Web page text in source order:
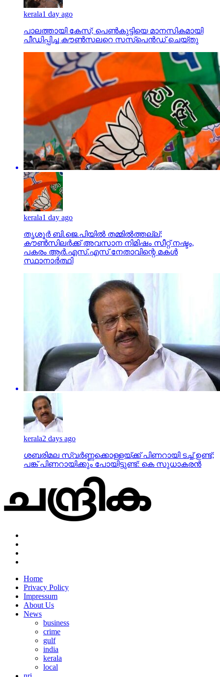
kerala1 day ago
പാലത്തായി കേസ്; പെൺകുട്ടിയെ മാനസികമായി
പീഡിപ്പിച്ച കൗൺസലറെ സസ്പെൻഡ് ചെയ്തു
kerala1 day ago
തൃശൂര്‍ ബി.ജെ.പിയില്‍ തമ്മില്‍ത്തല്ല്;
കൗണ്‍സിലര്‍ക്ക് അവസാന നിമിഷം സീറ്റ് നഷ്ടം,
പകരം ആര്‍.എസ്.എസ് നേതാവിന്റെ മകള്‍
സ്ഥാനാര്‍ത്ഥി
kerala2 days ago
ശബരിമല സ്വര്‍ണ്ണക്കൊള്ളയ്ക്ക് പിണറായി ടച്ച് ഉണ്ട്;
പങ്ക് പിണറായിക്കും പോയിട്ടുണ്ട്: കെ സുധാകരന്‍
Home
Privacy Policy
Impressum
About Us
News
business
crime
gulf
india
kerala
local